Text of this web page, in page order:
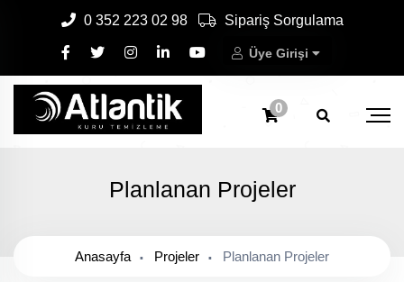
0 352 223 02 98 Sipariş Sorgulama
Üye Girişi
0
Planlanan Projeler
Anasayfa Projeler Planlanan Projeler